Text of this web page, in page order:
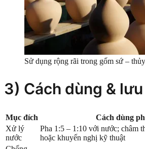
Sử dụng rộng rãi trong gốm sứ –
3) Cách dùng &
Mục đích
Cách dùng
Xử lý
nước
Pha 1:5 – 1:10 với nước; châm
hoặc khuyến nghị kỹ thuật